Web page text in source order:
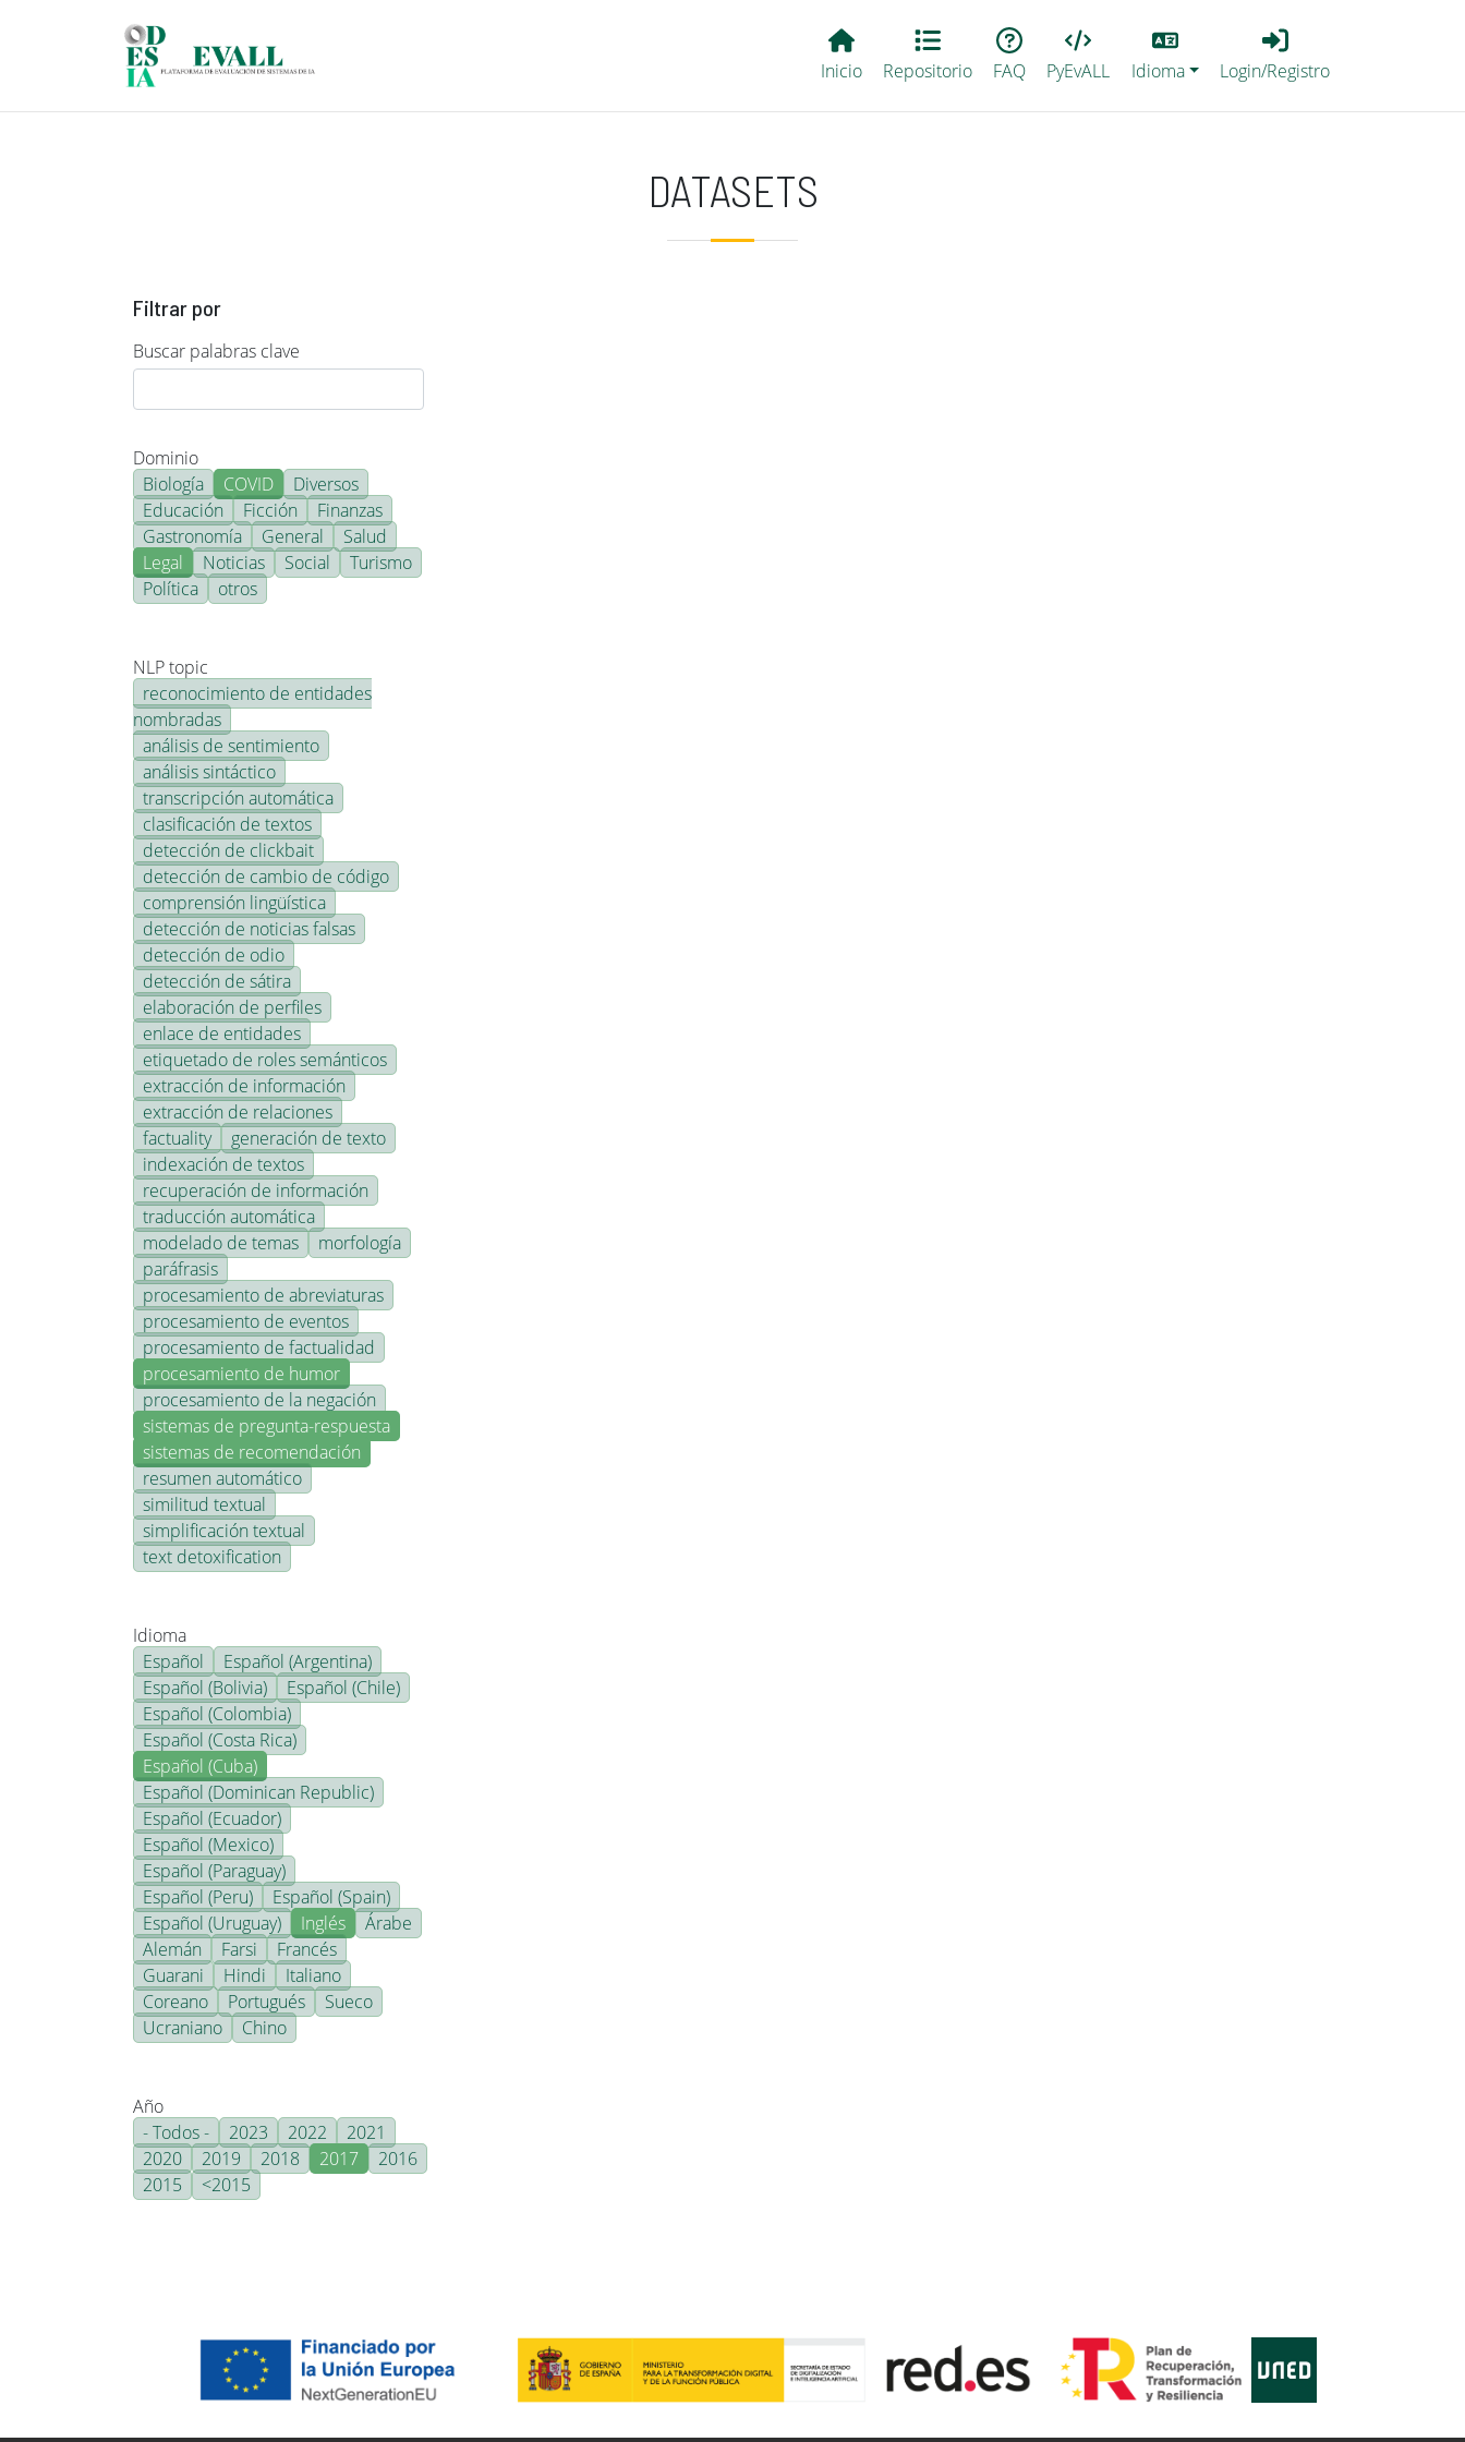
Main EvALL
Inicio Repositorio FAQ PyEvALL
Lang
Idioma
Login_Registro
Login/Registro
DATASETS
Filtrar por
Buscar palabras clave
Dominio
Biología
COVID
Diversos
Educación
Ficción
Finanzas
Gastronomía
General
Salud
Legal
Noticias Social
Turismo
Política
otros
NLP topic
reconocimiento de entidades
nombradas
análisis de sentimiento
análisis sintáctico
transcripción automática
clasificación de textos
detección de clickbait
detección de cambio de código
comprensión lingüística
detección de noticias falsas
detección de odio
detección de sátira
elaboración de perfiles
enlace de entidades
etiquetado de roles semánticos
extracción de información
extracción de relaciones
factuality
generación de texto
indexación de textos
recuperación de información
traducción automática
modelado de temas
morfología
paráfrasis
procesamiento de abreviaturas
procesamiento de eventos
procesamiento de factualidad
procesamiento de humor
procesamiento de la negación
sistemas de pregunta-respuesta
sistemas de recomendación
resumen automático
similitud textual
simplificación textual
text detoxification
Idioma
Español
Español (Argentina)
Español (Bolivia)
Español (Chile)
Español (Colombia)
Español (Costa Rica)
Español (Cuba)
Español (Dominican Republic)
Español (Ecuador)
Español (Mexico)
Español (Paraguay)
Español (Peru)
Español (Spain)
Español (Uruguay)
Inglés
Árabe
Alemán
Farsi
Francés
Guarani
Hindi
Italiano
Coreano
Portugués
Sueco
Ucraniano
Chino
Año
- Todos -
2023 2022
2021
2020
2019 2018 2017
2016
2015
<2015